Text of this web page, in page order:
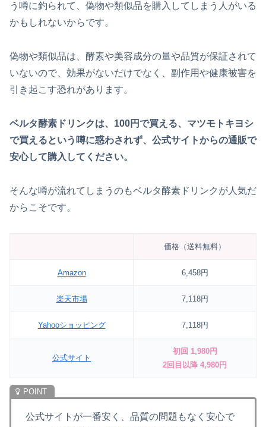
う噂に釣られて、偽物や類似品を購入してしまう人がいる
かもしれないからです。
偽物や類似品は、酵素や美容成分の量や品質が保証されて
いないので、効果がないだけでなく、副作用や健康被害を
引き起こす恐れがあります。
ベルタ酵素ドリンクは、100円で買える、マツモトキヨシ
で買えるという噂に惑わされず、公式サイトからの通販で
安心して購入してください。
そんな噂が流れてしまうのもベルタ酵素ドリンクが人気だ
からこそです。
価格（送料無料）
Amazon 6,458円
楽天市場 7,118円
Yahooショッピング 7,118円
公式サイト
初回 1,980円
2回目以降 4,980円
公式サイトが一番安く、品質の問題もなく安心で